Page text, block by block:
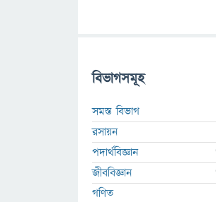
বিভাগসমূহ
সমস্ত বিভাগ
রসায়ন
পদার্থবিজ্ঞান
জীববিজ্ঞান
গণিত